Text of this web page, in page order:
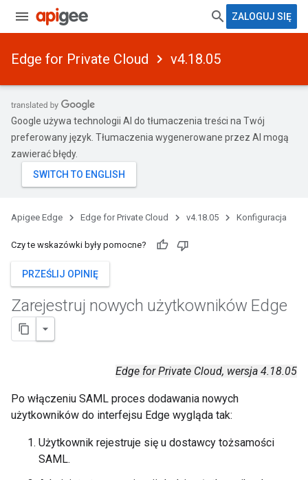
ZALOGUJ SIĘ
Edge for Private Cloud v4.18.05
Google używa technologii AI do tłumaczenia treści na Twój
preferowany język. Tłumaczenia wygenerowane przez AI mogą
zawierać błędy.
Apigee Edge Edge for Private Cloud v4.18.05 Konfiguracja
Czy te wskazówki były pomocne?
PRZEŚLIJ OPINIĘ
Zarejestruj nowych użytkowników Edge
Edge for Private Cloud, wersja 4.18.05
Po włączeniu SAML proces dodawania nowych
użytkowników do interfejsu Edge wygląda tak:
Użytkownik rejestruje się u dostawcy tożsamości
SAML.